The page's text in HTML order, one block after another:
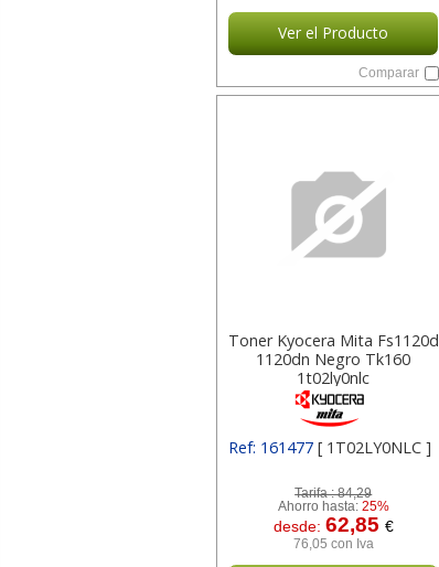
Ver el Producto
Comparar
Toner Kyocera Mita Fs1120d
1120dn Negro Tk160
1t02ly0nlc
Ref: 161477[ 1T02LY0NLC ]
Tarifa :84,29
Ahorro hasta: 25%
desde: 62,85 €
76,05 con Iva